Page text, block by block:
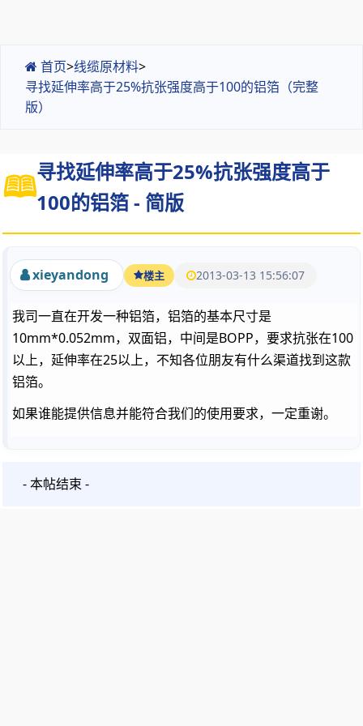
首页>线缆原材料>
寻找延伸率高于25%抗张强度高于100的铝箔（完整
版）
寻找延伸率高于25%抗张强度高于
100的铝箔 - 简版
xieyandong 楼主 2013-03-13 15:56:07
我司一直在开发一种铝箔，铝箔的基本尺寸是
10mm*0.052mm，双面铝，中间是BOPP，要求抗张在100
以上，延伸率在25以上，不知各位朋友有什么渠道找到这款
铝箔。
如果谁能提供信息并能符合我们的使用要求，一定重谢。
- 本帖结束 -